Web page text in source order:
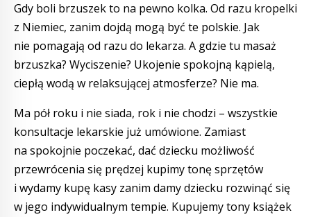
Gdy boli brzuszek to na pewno kolka. Od razu kropelki
z Niemiec, zanim dojdą mogą być te polskie. Jak
nie pomagają od razu do lekarza. A gdzie tu masaż
brzuszka? Wyciszenie? Ukojenie spokojną kąpielą,
ciepłą wodą w relaksującej atmosferze? Nie ma.
Ma pół roku i nie siada, rok i nie chodzi – wszystkie
konsultacje lekarskie już umówione. Zamiast
na spokojnie poczekać, dać dziecku możliwość
przewrócenia się prędzej kupimy tonę sprzętów
i wydamy kupę kasy zanim damy dziecku rozwinąć się
w jego indywidualnym tempie. Kupujemy tony książek